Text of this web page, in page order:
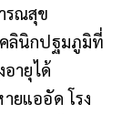
รณสุข
ลินิกปฐมภูมิที่
อายุได้
ยแออัด โรง